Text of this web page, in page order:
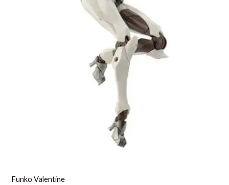
Funko Valentine